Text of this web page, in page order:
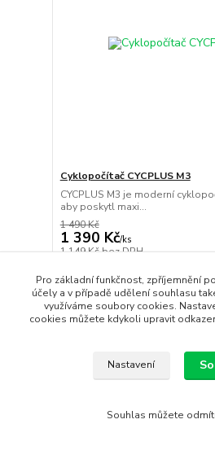
Cyklopočítač CYCPLUS M3
CYCPLUS M3 je moderní
aby poskytl maxi...
1 490 Kč
1 390 Kč/ks
1 149 Kčbez DPH
Přidat do
Pro základní funkčnost, zpříjemnění
účely a v případě udělení souhlasu
využíváme soubory cookies.
cookies můžete kdykoli upravit
Nastavení
Souhlas můžete